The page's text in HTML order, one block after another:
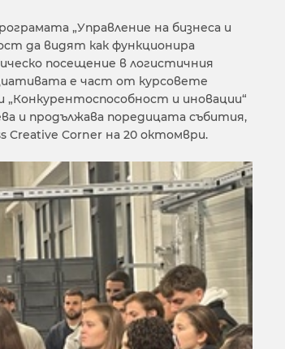
„Управление на бизнеса и
да видят как функционира
посещение в логистичния
е част от курсовете
„Конкурентоспособност и иновации“
и продължава поредицата събития,
Creative Corner на 20 октомври.